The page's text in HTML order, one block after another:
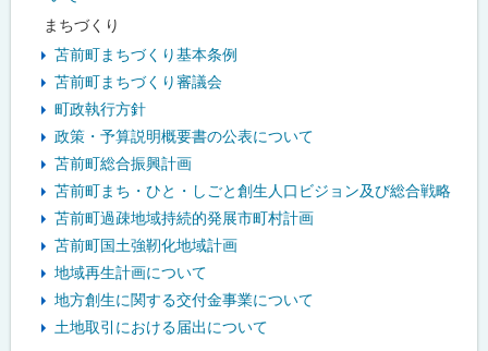
まちづくり
苫前町まちづくり基本条例
苫前町まちづくり審議会
町政執行方針
政策・予算説明概要書の公表について
苫前町総合振興計画
苫前町まち・ひと・しごと創生人口ビジョン及び総合戦略
苫前町過疎地域持続的発展市町村計画
苫前町国土強靭化地域計画
地域再生計画について
地方創生に関する交付金事業について
土地取引における届出について